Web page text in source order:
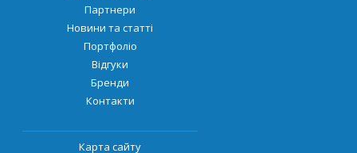
Партнери
Новини та статті
Портфоліо
Відгуки
Бренди
Контакти
Карта сайту